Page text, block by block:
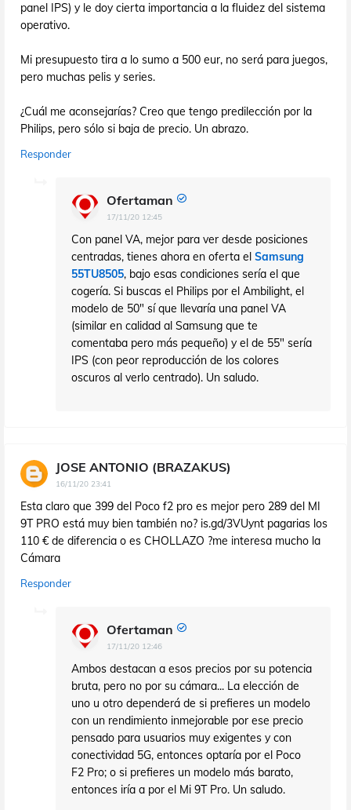
panel IPS) y le doy cierta importancia a la fluidez del sistema
operativo.
Mi presupuesto tira a lo sumo a 500 eur, no será para juegos,
pero muchas pelis y series.
¿Cuál me aconsejarías? Creo que tengo predilección por la
Philips, pero sólo si baja de precio. Un abrazo.
Responder
Ofertaman
17/11/20 12:45
Con panel VA, mejor para ver desde posiciones
centradas, tienes ahora en oferta el Samsung
55TU8505, bajo esas condiciones sería el que
cogería. Si buscas el Philips por el Ambilight, el
modelo de 50" sí que llevaría una panel VA
(similar en calidad al Samsung que te
comentaba pero más pequeño) y el de 55" sería
IPS (con peor reproducción de los colores
oscuros al verlo centrado). Un saludo.
JOSE ANTONIO (BRAZAKUS)
16/11/20 23:41
Esta claro que 399 del Poco f2 pro es mejor pero 289 del MI
9T PRO está muy bien también no? is.gd/3VUynt pagarias los
110 € de diferencia o es CHOLLAZO ?me interesa mucho la
Cámara
Responder
Ofertaman
17/11/20 12:46
Ambos destacan a esos precios por su potencia
bruta, pero no por su cámara... La elección de
uno u otro dependerá de si prefieres un modelo
con un rendimiento inmejorable por ese precio
pensado para usuarios muy exigentes y con
conectividad 5G, entonces optaría por el Poco
F2 Pro; o si prefieres un modelo más barato,
entonces iría a por el Mi 9T Pro. Un saludo.